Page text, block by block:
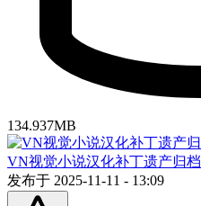
134.937MB
VN视觉小说汉化补丁遗产归档
发布于 2025-11-11 - 13:09